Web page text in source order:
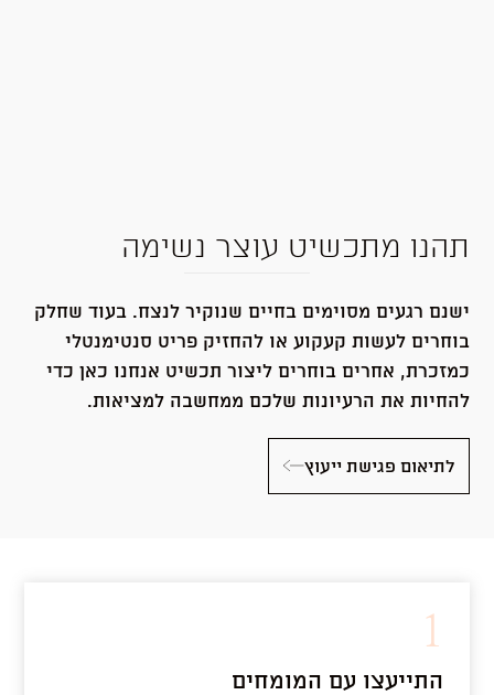
תהנו מתכשיט עוצר נשימה
ישנם רגעים מסוימים בחיים שנוקיר לנצח. בעוד שחלק
בוחרים לעשות קעקוע או להחזיק פריט סנטימנטלי
כמזכרת, אחרים בוחרים ליצור תכשיט אנחנו כאן כדי
להחיות את הרעיונות שלכם ממחשבה למציאות.
לתיאום פגישת ייעוץ
1
התייעצו עם המומחים